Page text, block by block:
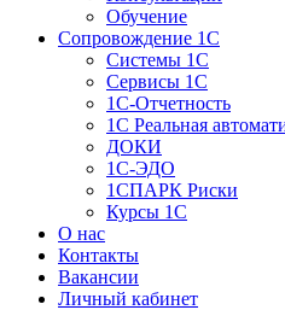
Обучение
Сопровождение 1С
Системы 1С
Сервисы 1С
1C-Отчетность
1С Реальная
ДОКИ
1C-ЭДО
1СПАРК Риски
Курсы 1С
О нас
Контакты
Вакансии
Личный кабинет